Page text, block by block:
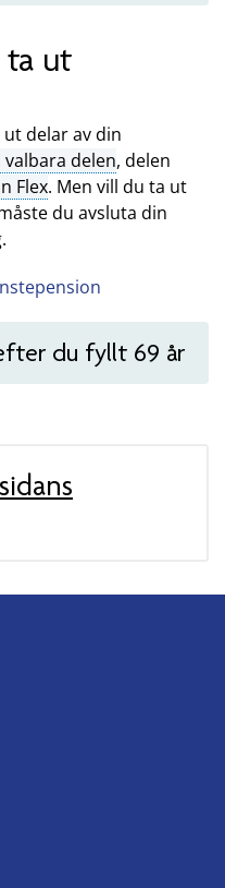
ta ut
delar av din
valbara delen, delen
Flex. Men vill du ta ut
du avsluta din
du fyllt 69 år